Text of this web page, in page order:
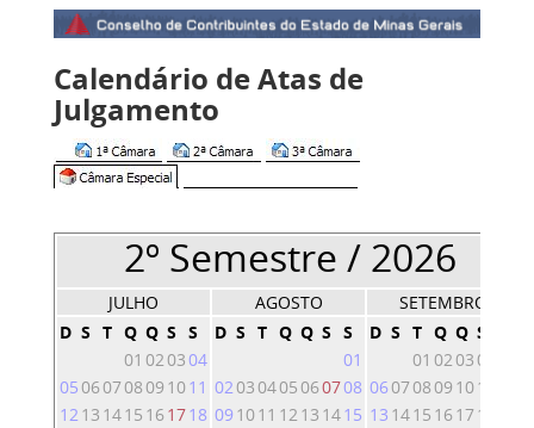
Calendário de Atas de
Julgamento
2º Semestre / 2026
JULHO AGOSTO
SETEMBRO
D S T Q Q S S
01 020304
0506070809 1011
12 13 1415 16 1718
D S T Q Q S S
01
02030405060708
09 1011 12 13 1415
D S T Q Q S
01 020304
06070809 1011
13 1415 16 1718